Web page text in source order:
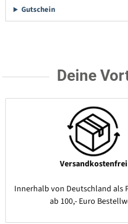
Gutschein
Deine
Versandkostenfrei
Innerhalb von Deutschland als
ab 100,- Euro